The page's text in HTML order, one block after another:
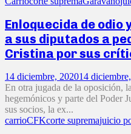
Enloquecida de odio
a sus diputados a
Cristina por sus
14 diciembre, 202014
En otra jugada de la oposición,
hegemónicos y parte del Poder
sus socios, la ex...
carrioCFKcorte supremajuicio